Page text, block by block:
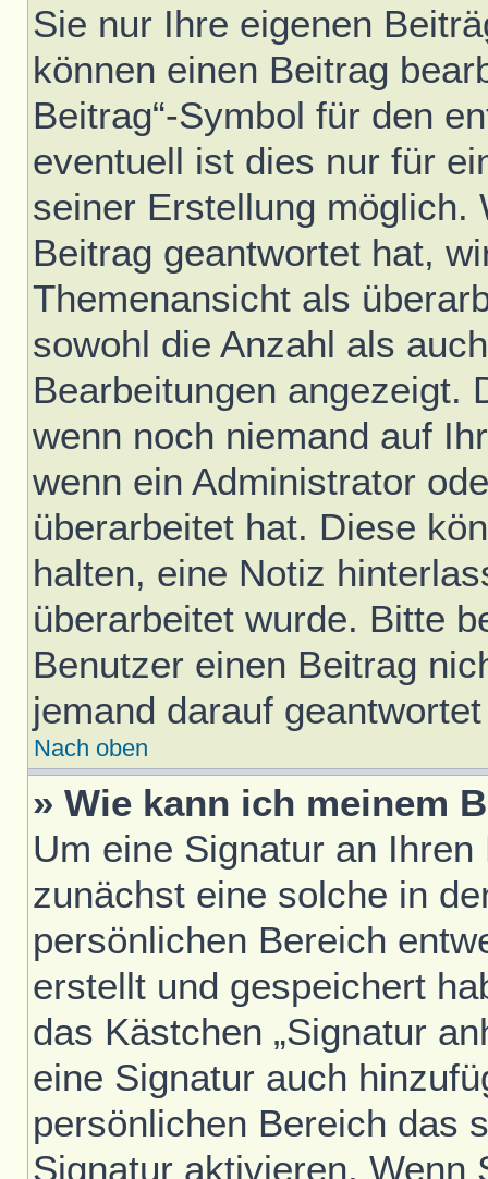
Sie nur Ihre eigenen
können einen Beitrag
Beitrag“-Symbol für den
eventuell ist dies nur für
seiner Erstellung möglich.
Beitrag geantwortet hat,
Themenansicht als
sowohl die Anzahl als
Bearbeitungen angezeigt.
wenn noch niemand auf
wenn ein Administrator
überarbeitet hat. Diese
halten, eine Notiz
überarbeitet wurde. Bitte
Benutzer einen Beitrag
jemand darauf
Nach oben
» Wie kann ich meinem
Um eine Signatur an
zunächst eine solche in
persönlichen Bereich
erstellt und gespeichert
das Kästchen „Signatur
eine Signatur auch
persönlichen Bereich das
Signatur aktivieren. Wenn